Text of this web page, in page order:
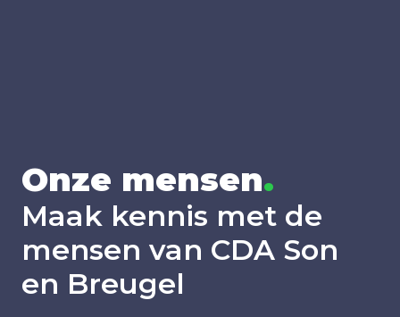
Onze men­sen.
Maak kennis met de
mensen van CDA Son
en Breugel